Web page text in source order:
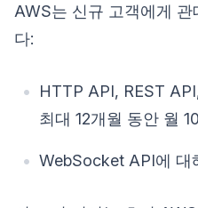
AWS는 신규 고객에게
다:
HTTP API, REST
최대 12개월 동안 월
WebSocket API에 대